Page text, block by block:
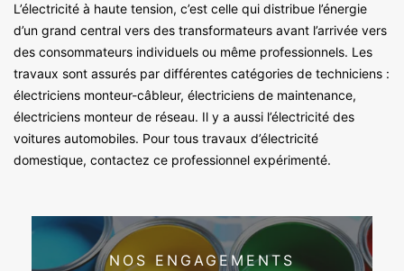
L’électricité à haute tension, c’est celle qui distribue l’énergie
d’un grand central vers des transformateurs avant l’arrivée vers
des consommateurs individuels ou même professionnels. Les
travaux sont assurés par différentes catégories de techniciens :
électriciens monteur-câbleur, électriciens de maintenance,
électriciens monteur de réseau. Il y a aussi l’électricité des
voitures automobiles. Pour tous travaux d’électricité
domestique, contactez ce professionnel expérimenté.
NOS ENGAGEMENTS